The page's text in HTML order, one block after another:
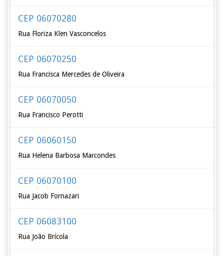
CEP 06070280
Rua Floriza Klen Vasconcelos
CEP 06070250
Rua Francisca Mercedes de Oliveira
CEP 06070050
Rua Francisco Perotti
CEP 06060150
Rua Helena Barbosa Marcondes
CEP 06070100
Rua Jacob Fornazari
CEP 06083100
Rua João Brícola